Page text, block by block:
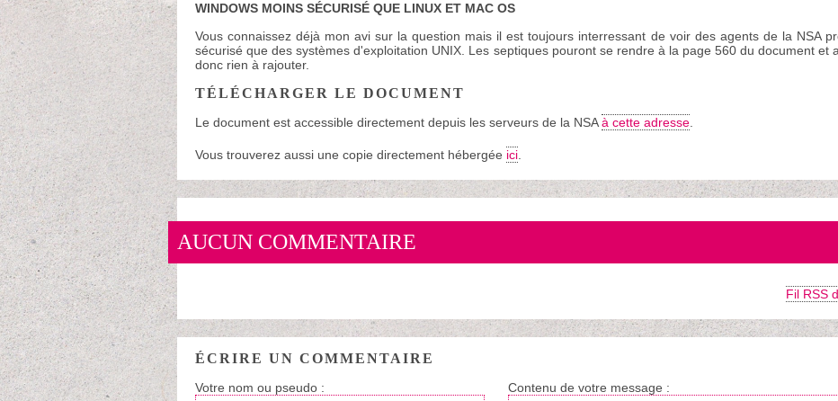
WINDOWS MOINS SÉCURISÉ QUE LINUX ET MAC OS
Vous connaissez déjà mon avi sur la question mais il est toujours interressant de voir des agents de la NSA
sécurisé que des systèmes d'exploitation UNIX. Les septiques pouront se rendre à la page 560 du document et
donc rien à rajouter.
TÉLÉCHARGER LE DOCUMENT
Le document est accessible directement depuis les serveurs de la NSAà cette adresse
Vous trouverez aussi une copie directement hébergée ici
AUCUN COMMENTAIRE
Fil RSS
ÉCRIRE UN COMMENTAIRE
Contenu de votre message :
Votre nom ou pseudo :